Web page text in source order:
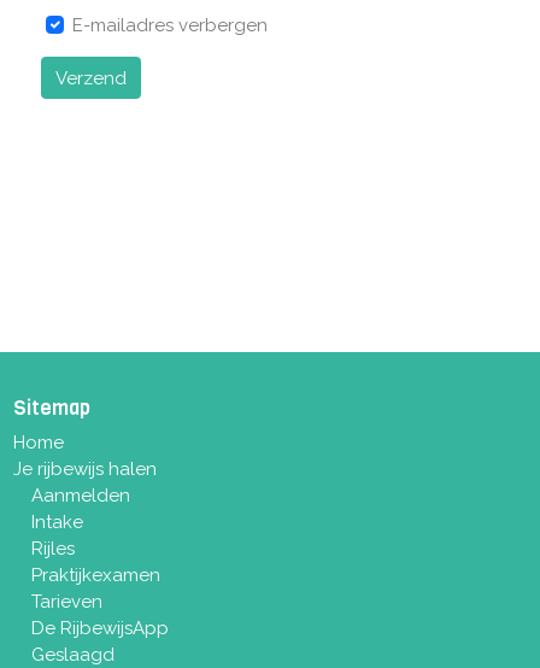
E-mailadres verbergen
Verzend
Sitemap
Home
Je rijbewijs halen
Aanmelden
Intake
Rijles
Praktijkexamen
Tarieven
De RijbewijsApp
Geslaagd